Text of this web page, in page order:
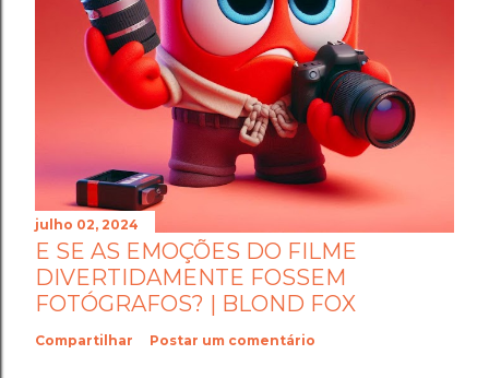
julho 02, 2024
E SE AS EMOÇÕES DO FILME
DIVERTIDAMENTE FOSSEM
FOTÓGRAFOS? | BLOND FOX
Compartilhar Postar um comentário